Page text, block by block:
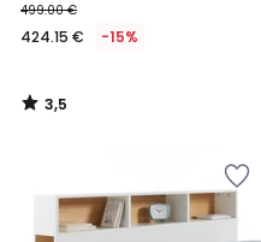
499.00 €
424.15 € -15%
3,5
/